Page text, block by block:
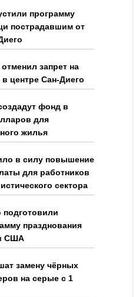
программу
пострадавшим от
запрет на
центре Сан-Диего
фонд в
для
жилья
в силу повышение
для работников
сектора
подготовили
празднования
США
замену чёрных
на серые с 1